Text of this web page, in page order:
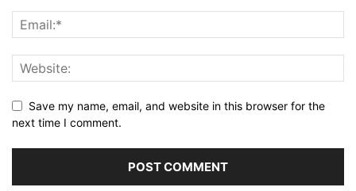
Save my name, email, and website in this browser for the
next time I comment.